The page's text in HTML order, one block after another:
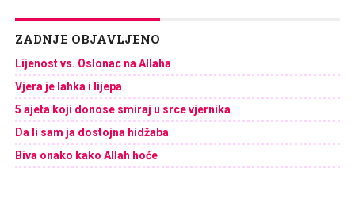
ZADNJE OBJAVLJENO
Lijenost vs. Oslonac na Allaha
Vjera je lahka i lijepa
5 ajeta koji donose smiraj u srce vjernika
Da li sam ja dostojna hidžaba
Biva onako kako Allah hoće